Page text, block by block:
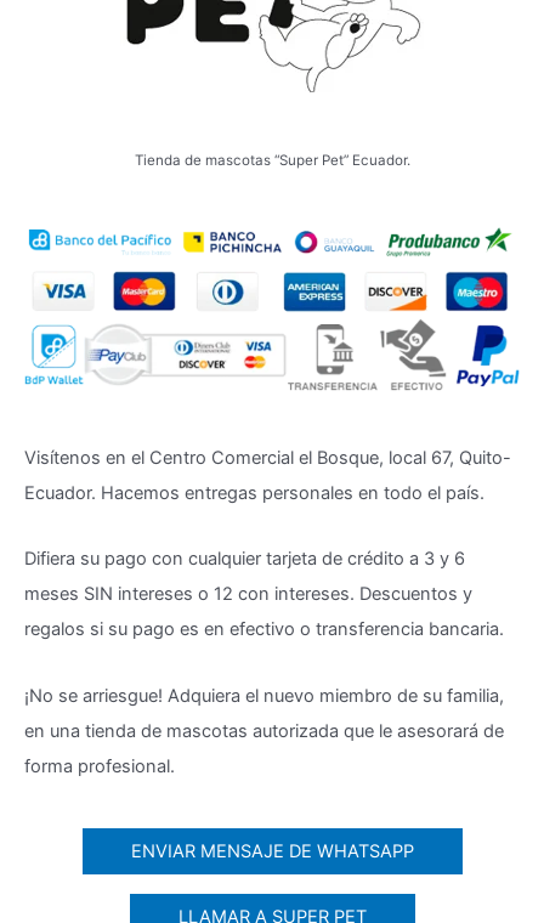
Tienda de mascotas “Super Pet” Ecuador.
Visítenos en el Centro Comercial el Bosque, local 67, Quito-
Ecuador. Hacemos entregas personales en todo el país.
Difiera su pago con cualquier tarjeta de crédito a 3 y 6
meses SIN intereses o 12 con intereses. Descuentos y
regalos si su pago es en efectivo o transferencia bancaria.
¡No se arriesgue! Adquiera el nuevo miembro de su familia,
en una tienda de mascotas autorizada que le asesorará de
forma profesional.
ENVIAR MENSAJE DE WHATSAPP
LLAMAR A SUPER PET